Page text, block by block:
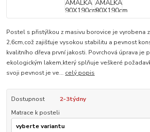
Postel s přistýlkou z masivu borovice je vyrobena
2,6cm,což zajišťuje vysokou stabilitu a pevnost
kvalitního dřeva první jakosti. Povrchová úprava je
ekologickým lakem,který splňuje veškeré
svoji pevnost je ve... celý popis
Dostupnost
2-3týdny
Matrace k posteli